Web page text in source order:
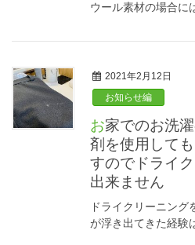
ウール素材の場合に
2021年2月12日
お知らせ編
お家でのお洗濯の場合にはどんな洗
剤を使用して
すのでドライ
出来ません
ドライクリーニン
が浮き出てきた経験